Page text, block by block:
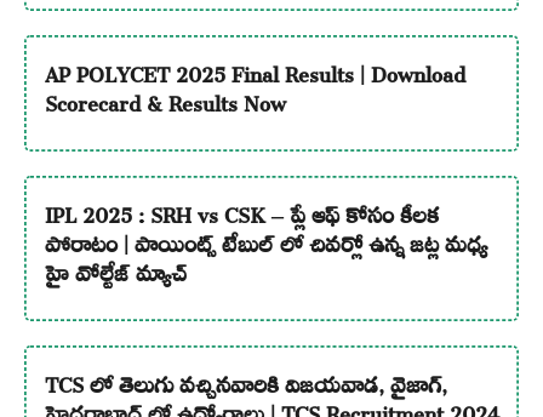
AP POLYCET 2025 Final Results | Download
Scorecard & Results Now
IPL 2025 : SRH vs CSK – ప్లే ఆఫ్ కోసం కీలక
పోరాటం | పాయింట్స్ టేబుల్ లో చివర్లో ఉన్న జట్ల మధ్య
హై వోల్టేజ్ మ్యాచ్
TCS లో తెలుగు వచ్చినవారికి విజయవాడ, వైజాగ్,